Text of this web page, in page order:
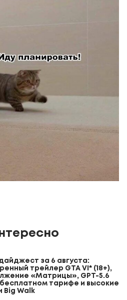
за 6 августа:
трейлер GTA VI* (18+),
«Матрицы», GPT-5.6
бесплатном тарифе и высокие
Big Walk